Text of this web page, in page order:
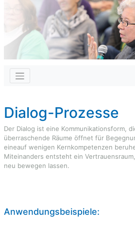
Dialog-Prozesse
Der Dialog ist eine Kommunikationsform,
überraschende Räume öffnet für
eineauf wenigen Kernkompetenzen
Miteinanders entsteht ein
neu bewegen lassen.
Anwendungsbeispiele: